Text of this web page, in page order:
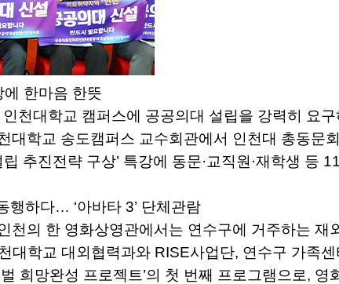
한마음 한뜻
천대학교 캠퍼스에 공공의대 설립을 강력히 요
대학교 송도캠퍼스 교수회관에서 인천대 총동문
추진전략 구상’ 특강에 동문·교직원·재학생 등
행하다… ‘아바타 3’ 단체관람
천의 한 영화상영관에서는 연수구에 거주하는
대학교 대외협력과와 RISE사업단, 연수구 가족
희망완성 프로젝트’의 첫 번째 프로그램으로,